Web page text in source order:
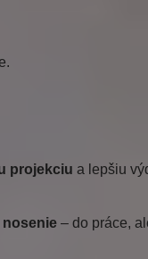
projekciu a lepšiu
– do práce,